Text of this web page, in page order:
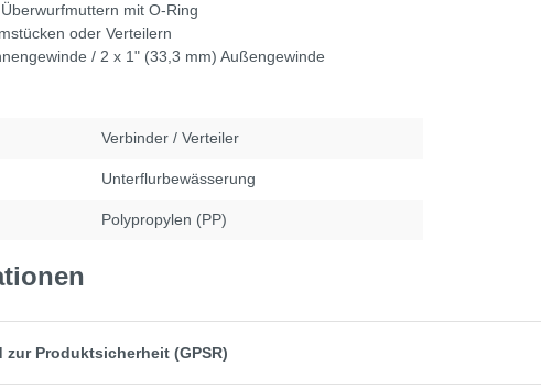
mit O-Ring
oder Verteilern
/ 2 x 1" (33,3 mm) Außengewinde
Verbinder / Verteiler
Unterflurbewässerung
Polypropylen (PP)
Produktsicherheit (GPSR)